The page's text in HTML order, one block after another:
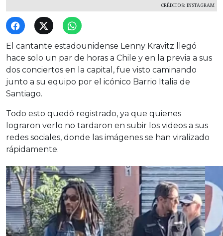
CRÉDITOS: INSTAGRAM
El cantante estadounidense Lenny Kravitz llegó
hace solo un par de horas a Chile y en la previa a sus
dos conciertos en la capital, fue visto caminando
junto a su equipo por el icónico Barrio Italia de
Santiago.
Todo esto quedó registrado, ya que quienes
lograron verlo no tardaron en subir los videos a sus
redes sociales, donde las imágenes se han viralizado
rápidamente.